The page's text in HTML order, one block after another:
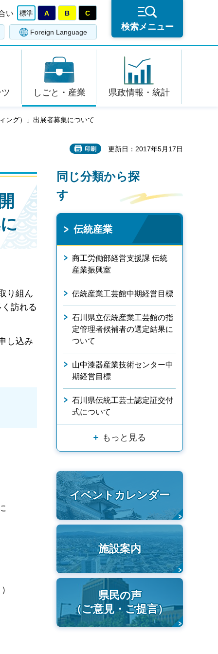
い 標準 A B C
Foreign Language
検索メニュー
しごと・産業 県政情報・統計
ング）」出展者募集について
印刷 更新日：2017年5月17日
り組ん
訪れる
し込み
同じ分類から探
す
伝統産業
商工労働部経営支援課 伝統
産業振興室
伝統産業工芸館中期経営目標
石川県立伝統産業工芸館の指
定管理者候補者の選定結果に
ついて
山中漆器産業技術センター中
期経営目標
石川県伝統工芸士認定証交付
式について
もっと見る
イベントカレンダー
施設案内
県民の声
（ご意見・ご提言）